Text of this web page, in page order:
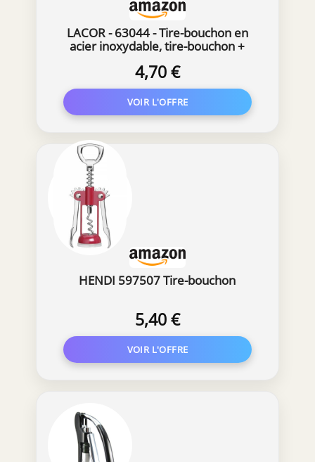
LACOR - 63044 - Tire-bouchon en
acier inoxydable, tire-bouchon +
Capsules
4,70 €
HENDI 597507 Tire-bouchon
5,40 €